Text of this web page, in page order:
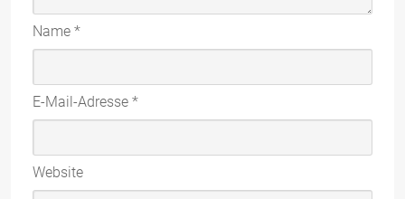
Name *
E-Mail-Adresse *
Website